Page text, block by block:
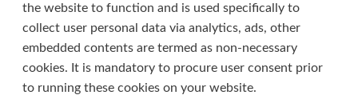
the website to function and is used specifically to
collect user personal data via analytics, ads, other
embedded contents are termed as non-necessary
cookies. It is mandatory to procure user consent prior
to running these cookies on your website.